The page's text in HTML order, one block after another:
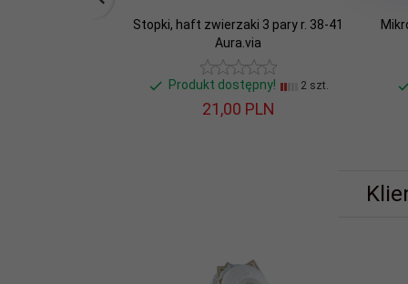
Stopki, haft zwierzaki 3 pary r. 38-41
Aura.via
Produkt dostępny! 2 szt.
21,00 PLN